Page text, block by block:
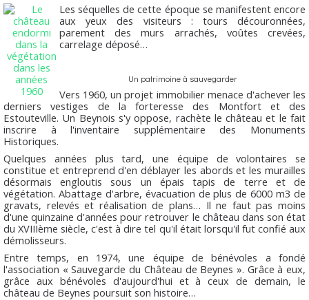
Les séquelles de cette époque se manifestent encore
aux yeux des visiteurs : tours découronnées,
parement des murs arrachés, voûtes crevées,
carrelage déposé…
Un patrimoine à sauvegarder
Vers 1960, un projet immobilier menace d'achever les
derniers vestiges de la forteresse des Montfort et des
Estouteville. Un Beynois s'y oppose, rachète le château et le fait
inscrire à l'inventaire supplémentaire des Monuments
Historiques.
Quelques années plus tard, une équipe de volontaires se
constitue et entreprend d'en déblayer les abords et les murailles
désormais engloutis sous un épais tapis de terre et de
végétation. Abattage d'arbre, évacuation de plus de 6000 m3 de
gravats, relevés et réalisation de plans… Il ne faut pas moins
d'une quinzaine d'années pour retrouver le château dans son état
du XVIIIème siècle, c'est à dire tel qu'il était lorsqu'il fut confié aux
démolisseurs.
Entre temps, en 1974, une équipe de bénévoles a fondé
l'association « Sauvegarde du Château de Beynes ». Grâce à eux,
grâce aux bénévoles d'aujourd'hui et à ceux de demain, le
château de Beynes poursuit son histoire…